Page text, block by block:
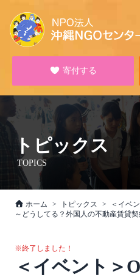
寄付する
トピックス
TOPICS
ホーム トピックス
＜イベ
～どうしてる？外国人の不動産賃貸契
※終了しました！
＜イベント＞